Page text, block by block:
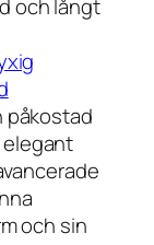
och långt
påkostad
och sin